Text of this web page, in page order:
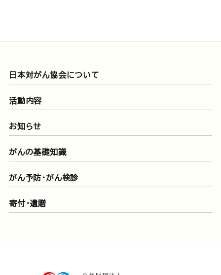
日本対がん協会について
活動内容
お知らせ
がんの基礎知識
がん予防・がん検診
寄付・遺贈